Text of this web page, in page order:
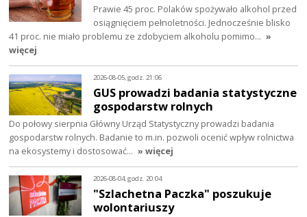
Prawie 45 proc. Polaków spożywało alkohol przed
osiągnięciem pełnoletności. Jednocześnie blisko
41 proc. nie miało problemu ze zdobyciem alkoholu pomimo… »
więcej
2026-08-05, godz. 21:06
GUS prowadzi badania statystyczne
gospodarstw rolnych
Do połowy sierpnia Główny Urząd Statystyczny prowadzi badania
gospodarstw rolnych. Badanie to m.in. pozwoli ocenić wpływ rolnictwa
na ekosystemy i dostosować… » więcej
2026-08-04, godz. 20:04
"Szlachetna Paczka" poszukuje
wolontariuszy